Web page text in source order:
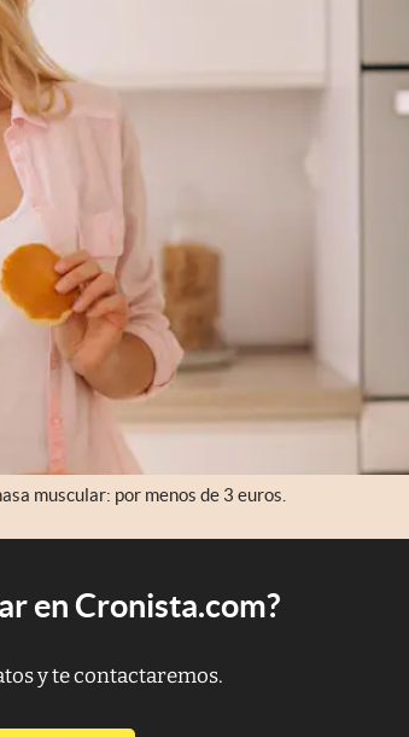
muscular: por menos de 3 euros.
en Cronista.com?
y te contactaremos.